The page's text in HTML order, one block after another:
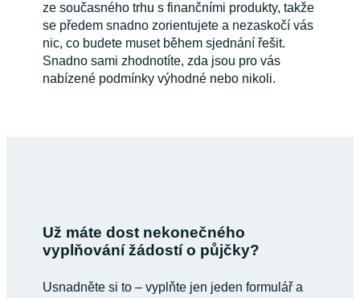
ze současného trhu s finančními produkty, takže
se předem snadno zorientujete a nezaskočí vás
nic, co budete muset během sjednání řešit.
Snadno sami zhodnotíte, zda jsou pro vás
nabízené podmínky výhodné nebo nikoli.
Už máte dost nekonečného
vyplňování žádostí o půjčky?
Usnadněte si to – vyplňte jen jeden formulář a